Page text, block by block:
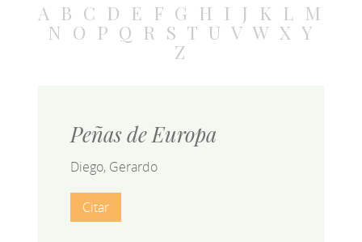
A B C D E F G H I J K L M
N O P Q R S T U V W X Y
Z
Peñas de Europa
Diego, Gerardo
Citar